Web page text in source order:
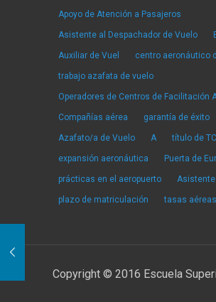
Apoyo de Atención a Pasajeros
Asistente al Despachador de Vuelo
Auxiliar de Vuel centro aeronáutico
trabajo azafata de vuelo
Operadores de Centros de Facilitación
Compañías aérea garantía de éxito
Azafato/a de Vuelo A título de
expansión aeronáutica Puerta de
prácticas en el aeropuerto Asistente
plazo de matriculación tasas aéreas
Copyright © 2016 Escuela